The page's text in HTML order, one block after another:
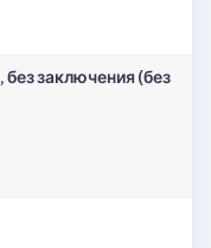
заключения (без